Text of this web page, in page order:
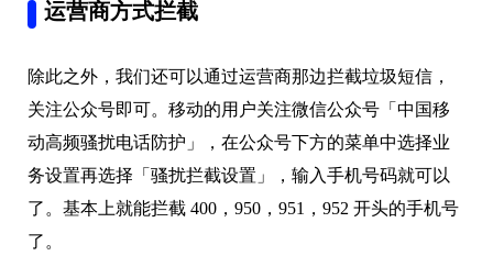
运营商方式拦截
除此之外，我们还可以通过运营商那边拦截垃圾短信，
关注公众号即可。移动的用户关注微信公众号「中国移
动高频骚扰电话防护」，在公众号下方的菜单中选择业
务设置再选择「骚扰拦截设置」，输入手机号码就可以
了。 基本上就能拦截 400，950，951，952 开头的手机号
了。